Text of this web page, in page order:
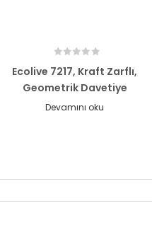
Ecolive 7217, Kraft Zarflı,
Geometrik Davetiye
Devamını oku